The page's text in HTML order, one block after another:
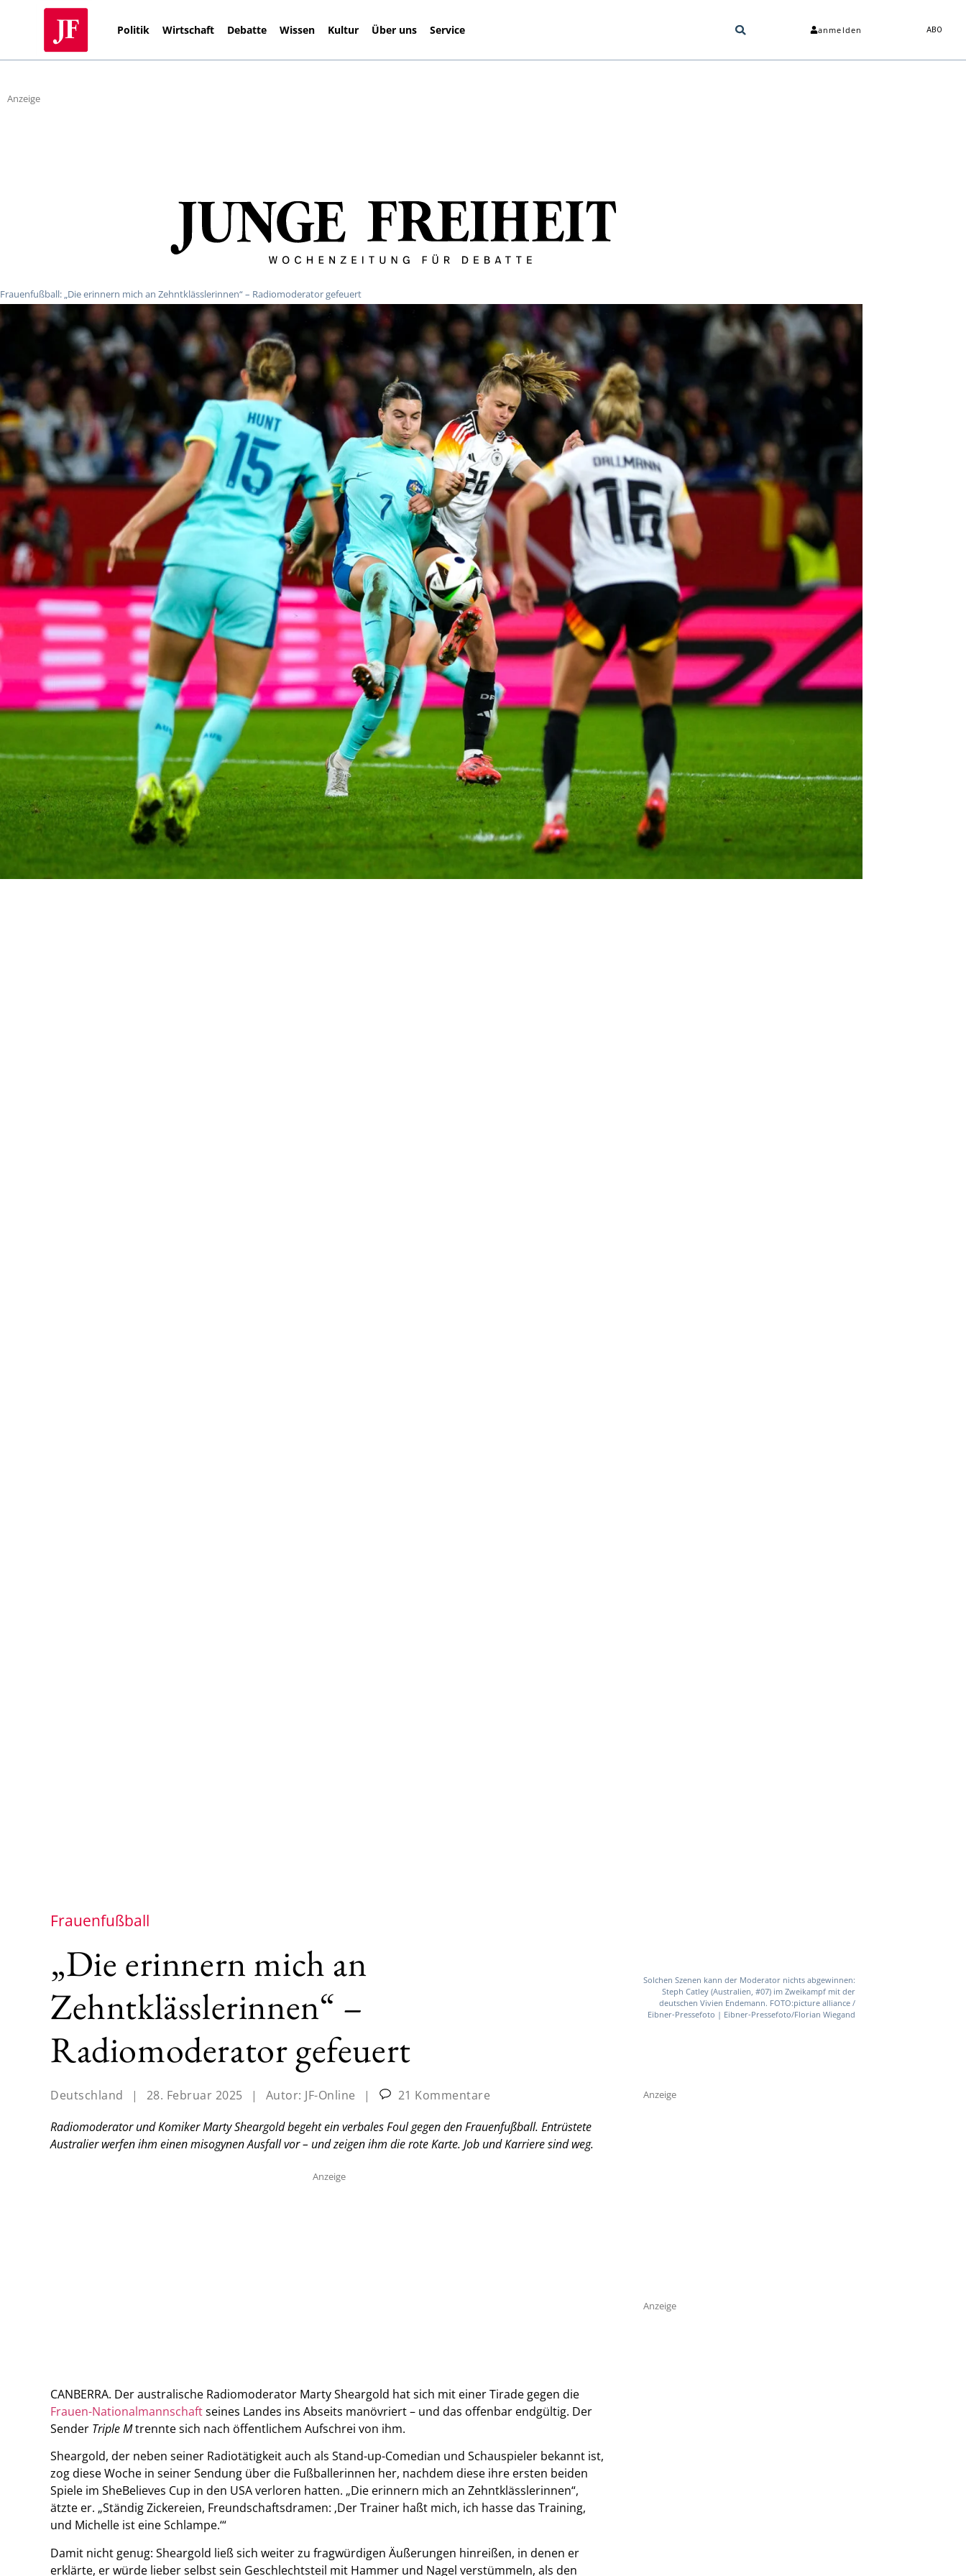
Politik Wirtschaft Debatte Wissen Kultur Über uns Service anmelden ABO
Anzeige
Frauenfußball: „Die erinnern mich an Zehntklässlerinnen“ – Radiomoderator gefeuert
Frauenfußball
„Die erinnern mich an
Zehntklässlerinnen“ –
Radiomoderator gefeuert
Deutschland | 28. Februar 2025 | Autor: JF-Online |
21 Kommentare
Radiomoderator und Komiker Marty Sheargold begeht ein verbales Foul gegen den Frauenfußball. Entrüstete
Australier werfen ihm einen misogynen Ausfall vor – und zeigen ihm die rote Karte. Job und Karriere sind weg.
Anzeige
CANBERRA. Der australische Radiomoderator Marty Sheargold hat sich mit einer Tirade gegen die
Frauen-Nationalmannschaftseines Landes ins Abseits manövriert – und das offenbar endgültig. Der
Sender Triple Mtrennte sich nach öffentlichem Aufschrei von ihm.
Sheargold, der neben seiner Radiotätigkeit auch als Stand-up-Comedian und Schauspieler bekannt ist,
zog diese Woche in seiner Sendung über die Fußballerinnen her, nachdem diese ihre ersten beiden
Spiele im SheBelieves Cup in den USA verloren hatten. „Die erinnern mich an Zehntklässlerinnen“,
ätzte er. „Ständig Zickereien, Freundschaftsdramen: ‚Der Trainer haßt mich, ich hasse das Training,
und Michelle ist eine Schlampe.‘“
Damit nicht genug: Sheargold ließ sich weiter zu fragwürdigen Äußerungen hinreißen, in denen er
erklärte, er würde lieber selbst sein Geschlechtsteil mit Hammer und Nagel verstümmeln, als den
Solchen Szenen kann der Moderator nichts abgewinnen:
Steph Catley (Australien, #07) im Zweikampf mit der
deutschen Vivien Endemann. FOTO:picture alliance /
Eibner-Pressefoto | Eibner-Pressefoto/Florian Wiegand
Anzeige
Anzeige